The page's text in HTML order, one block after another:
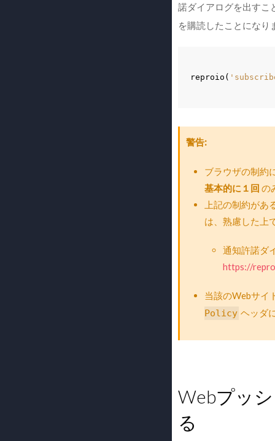
諾ダイアログを出すこ
を購読したことになり
reproio (
警告
ブラウザの制約
基本的に１回 の
上記の制約が
は、熟慮した上
通知許諾ダ
https://
当該のWebサイ
Policy ヘッダ
Webプッ
る